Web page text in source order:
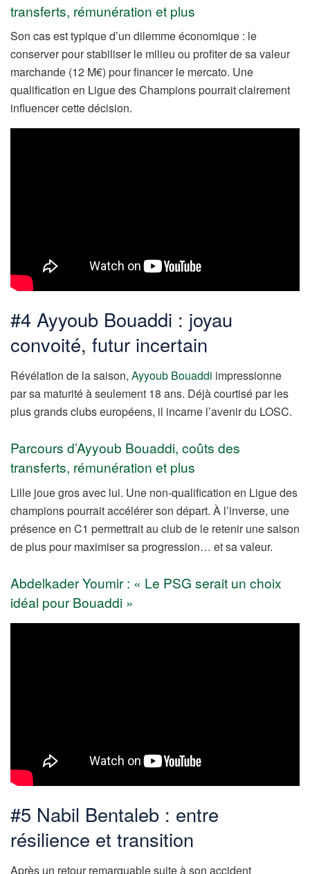
transferts, rémunération et plus
Son cas est typique d’un dilemme économique : le
conserver pour stabiliser le milieu ou profiter de sa valeur
marchande (12 M€) pour financer le mercato. Une
qualification en Ligue des Champions pourrait clairement
influencer cette décision.
#4 Ayyoub Bouaddi : joyau
convoité, futur incertain
Révélation de la saison, Ayyoub Bouaddi impressionne
par sa maturité à seulement 18 ans. Déjà courtisé par les
plus grands clubs européens, il incarne l’avenir du LOSC.
Parcours d’Ayyoub Bouaddi, coûts des
transferts, rémunération et plus
Lille joue gros avec lui. Une non-qualification en Ligue des
champions pourrait accélérer son départ. À l’inverse, une
présence en C1 permettrait au club de le retenir une saison
de plus pour maximiser sa progression… et sa valeur.
Abdelkader Youmir : « Le PSG serait un choix
idéal pour Bouaddi »
#5 Nabil Bentaleb : entre
résilience et transition
Après un retour remarquable suite à son accident